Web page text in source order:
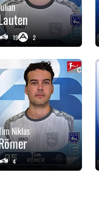
19 2
Niklas
4